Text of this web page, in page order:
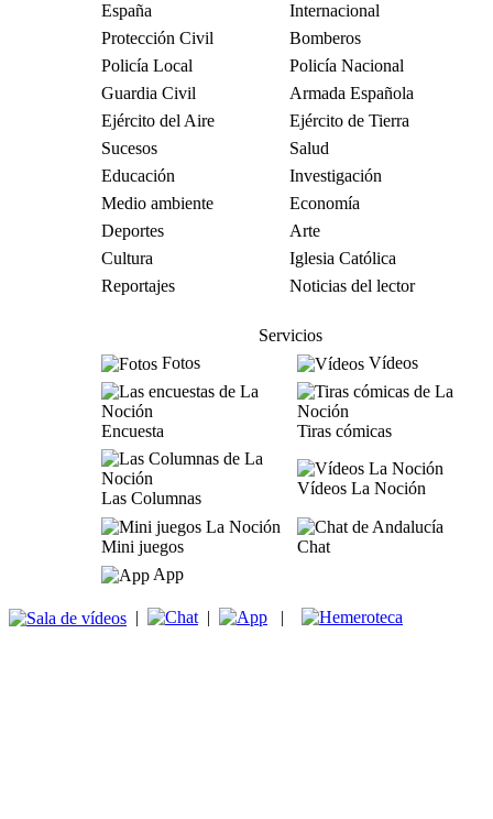
España
Internacional
Protección Civil
Bomberos
Policía Local
Policía Nacional
Guardia Civil
Armada Española
Ejército del Aire
Ejército de Tierra
Sucesos
Salud
Educación
Investigación
Medio ambiente
Economía
Deportes
Arte
Cultura
Iglesia Católica
Reportajes
Noticias del lector
Servicios
Fotos
Vídeos
Encuesta Tiras cómicas
Las Columnas
Vídeos La Noción
Mini juegos
Chat
App
| | |